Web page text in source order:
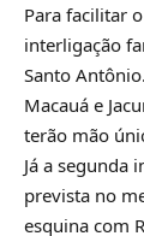
Para facilitar
interligação
Santo
Macauá e
terão mão
Já a segunda
prevista no
esquina com